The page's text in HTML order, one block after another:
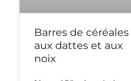
Barres de céréales
aux dattes et aux
noix